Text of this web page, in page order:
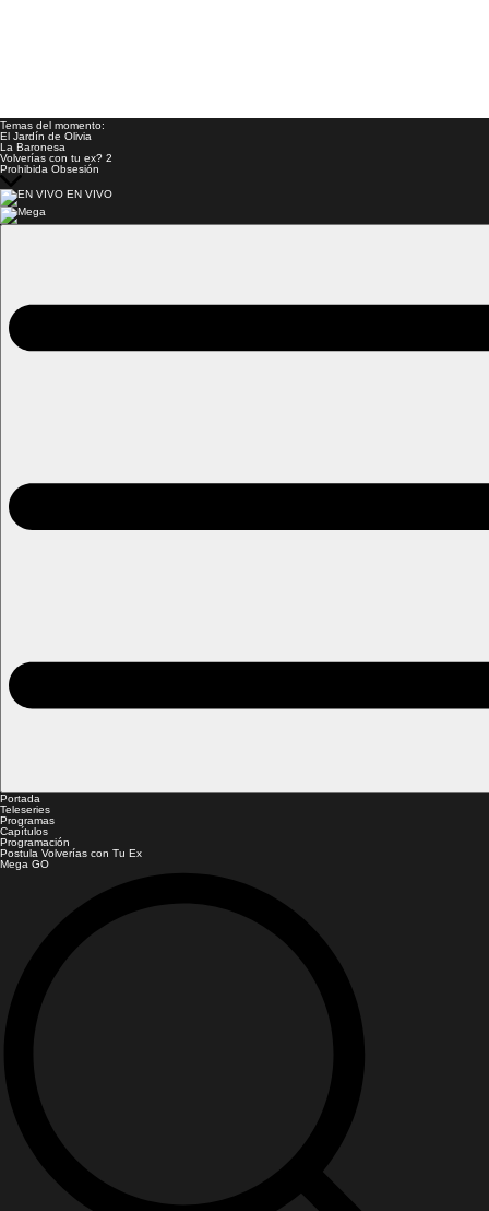
Temas del momento:
El Jardín de Olivia
La Baronesa
Volverías con tu ex? 2
Prohibida Obsesión
EN VIVO
Portada
Teleseries
Programas
Capítulos
Programación
Postula Volverías con Tu Ex
Mega GO